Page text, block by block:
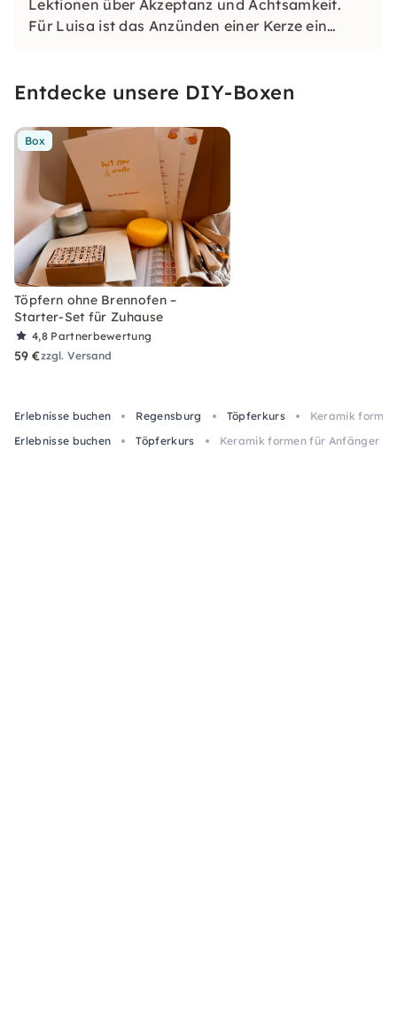
Lektionen über Akzeptanz und Achtsamkeit.
Für Luisa ist das Anzünden einer Kerze ein
kreativen Workshops bewusst Zeit für Dich zu
Entdecke unsere DIY-Boxen
Box
Töpfern ohne Brennofen –
Starter-Set für Zuhause
4,8 Partnerbewertung
59 €zzgl. Versand
Erlebnisse buchen Regensburg Töpferkurs
Keramik
Erlebnisse buchen
Töpferkurs Keramik formen für Anfänger in